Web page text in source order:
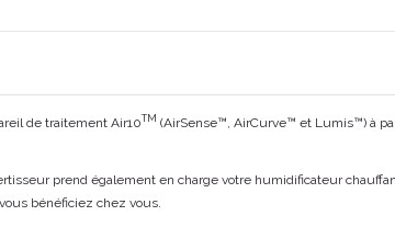
de traitement Air10TM (AirSense™, AirCurve™ et Lumis™) à
prend également en charge votre humidificateur
bénéficiez chez vous.